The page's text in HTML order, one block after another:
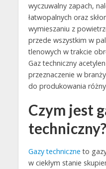
wyczuwalny zapach,
łatwopalnych oraz
wymieszaniu z
przede wszystkim w
tlenowych w trakcie
Gaz techniczny
przeznaczenie w
do produkowania
Czym jest
techniczny?
Gazy techniczne to
w ciekłym stanie